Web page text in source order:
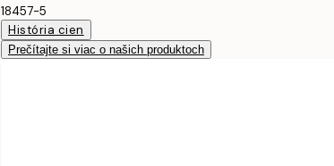
18457-5
História cien
Prečítajte si viac o našich produktoch